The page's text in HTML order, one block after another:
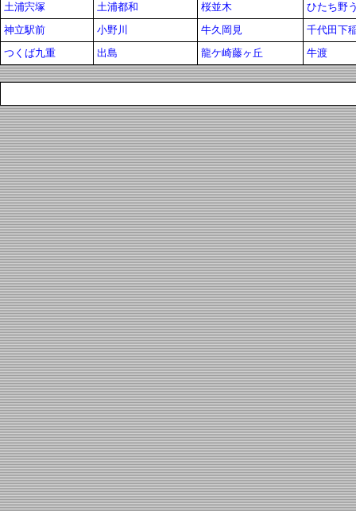
土浦宍塚
土浦都和 桜並木
ひたち野
神立駅前
小野川 牛久岡見
千代田下
つくば九重
出島 龍ケ崎藤ヶ丘 牛渡